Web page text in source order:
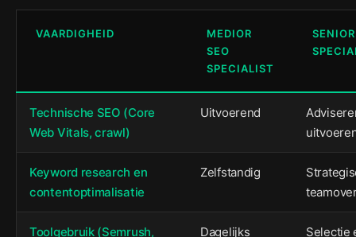
VAARDIGHEID
MEDIOR
SEO
SPECIALIST
Technische SEO (Core
Web Vitals, crawl)
Uitvoerend
Keyword research en
contentoptimalisatie
Zelfstandig
Toolgebruik (Semrush,
Dagelijks
Selectie